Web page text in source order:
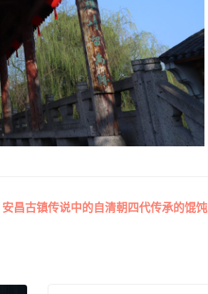
安昌古镇传说中的自清朝四代传承的馄饨